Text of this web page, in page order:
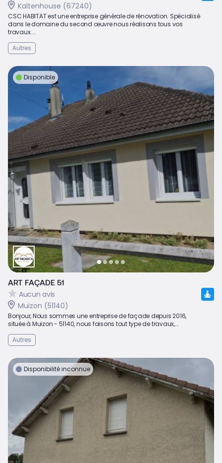
Kaltenhouse (67240)
CSC HABITAT est une entreprise générale de rénovation. Spécialisé
dans le domaine du second œuvre nous réalisons tous vos
travaux....
Autres
Disponible
ART FAÇADE 51
Aucun avis
Muizon (51140)
Bonjour, Nous sommes une entreprise de façade depuis 2016,
située à Muizon - 51140, nous faisons tout type de travaux,...
Autres
Disponibilité inconnue